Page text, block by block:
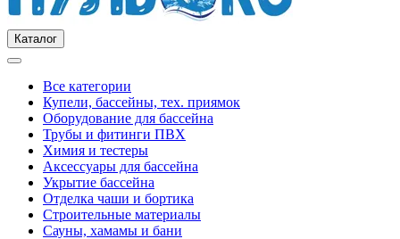
Каталог
Все категории
Купели, бассейны, тех. приямок
Оборудование для бассейна
Трубы и фитинги ПВХ
Химия и тестеры
Аксессуары для бассейна
Укрытие бассейна
Отделка чаши и бортика
Строительные материалы
Сауны, хамамы и бани